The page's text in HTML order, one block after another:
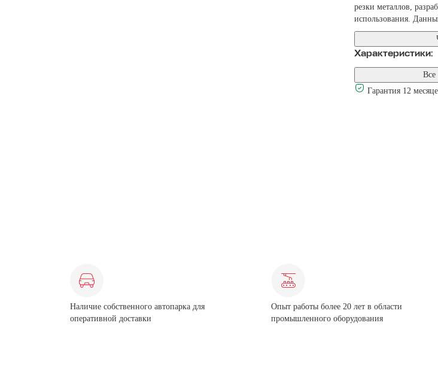
резки металлов,
использования.
Характеристики:
Все
Гарантия 12
Наличие собственного автопарка для
оперативной доставки
Опыт работы более 20 лет в области
промышленного оборудования